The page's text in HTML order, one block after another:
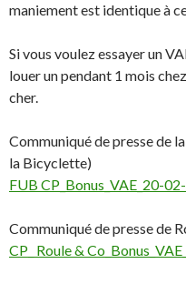
maniement est identique à
Si vous voulez essayer un
louer un pendant 1 mois
cher.
Communiqué de presse de
la Bicyclette)
FUB CP_Bonus_VAE_20-
Communiqué de presse de
CP_ Roule &